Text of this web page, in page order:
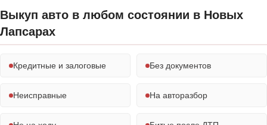
Выкуп авто в любом состоянии в Новых
Лапсарах
Кредитные и залоговые Без документов
Неисправные На авторазбор